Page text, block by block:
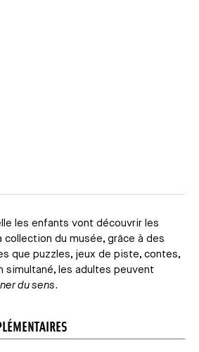
les enfants vont découvrir les
collection du musée, grâce à des
que puzzles, jeux de piste, contes,
simultané, les adultes peuvent
du sens.